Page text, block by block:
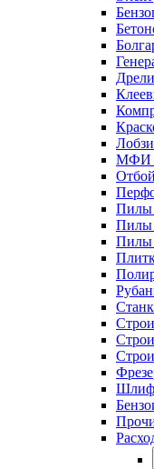
МФИ
Пилы
Пилы
Пилы